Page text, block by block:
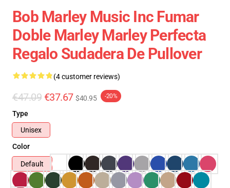
Bob Marley Music Inc Fumar
Doble Marley Marley Perfecta
Regalo Sudadera De Pullover
(4 customer reviews)
€47.09 €37.67 $40.95 -20%
Type
Unisex
Color
Default